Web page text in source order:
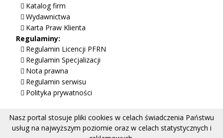
Katalog firm
Wydawnictwa
Karta Praw Klienta
Regulaminy:
Regulamin Licencji PFRN
Regulamin Specjalizacji
Nota prawna
Regulamin serwisu
Polityka prywatności
Nasz portal stosuje pliki cookies w celach świadczenia Państwu
usług na najwyższym poziomie oraz w celach statystycznych i